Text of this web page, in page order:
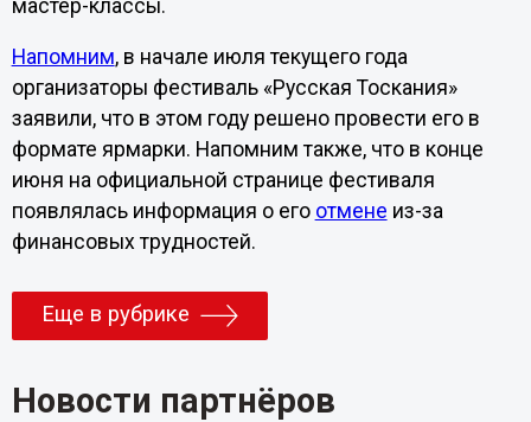
мастер-классы.
Напомним, в начале июля текущего года
организаторы фестиваль «Русская Тоскания»
заявили, что в этом году решено провести его в
формате ярмарки. Напомним также, что в конце
июня на официальной странице фестиваля
появлялась информация о его отмене из-за
финансовых трудностей.
Еще в рубрике
Новости партнёров